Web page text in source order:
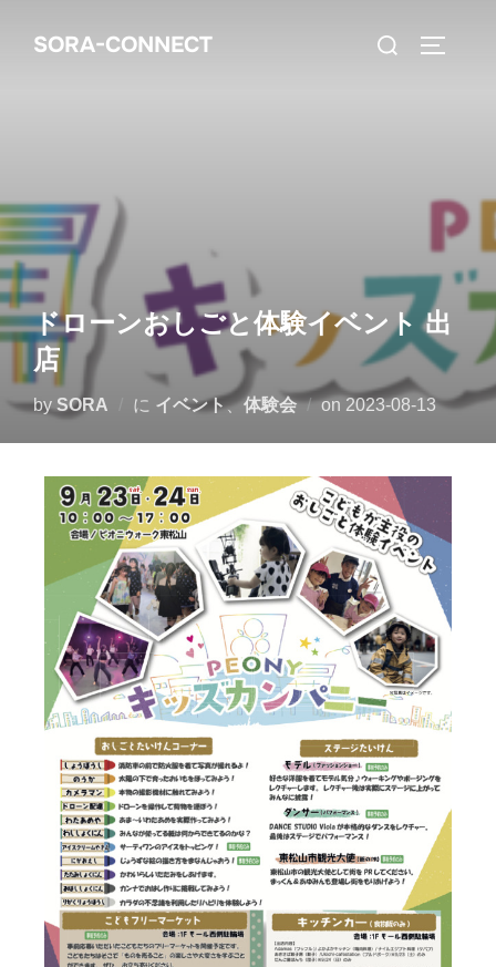
SORA-CONNECT
ドローンおしごと体験イベント 出
店
by SORA に イベント、体験会 on 2023-08-13